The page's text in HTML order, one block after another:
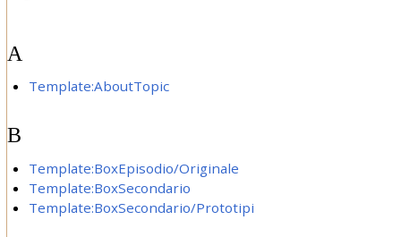
A
Template:AboutTopic
B
Template:BoxEpisodio/Originale
Template:BoxSecondario
Template:BoxSecondario/Prototipi